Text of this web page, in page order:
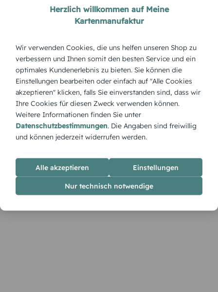
Parkuhr 70
Geburtstag Sau-cool
ÜBERBLICK:
Produktbeschreibung
Ein eigenes Bild kombiniert mit den warmen Farben von
„Herbst 70 Foto“ – diese Einladung erzählt deine persönliche
Lebensgeschichte in leuchtendem Blätterglanz.
Herzlich willkommen auf Meine
Kartenmanufaktur
Wir verwenden Cookies, die uns helfen unseren Shop zu
verbessern und Ihnen somit den besten Service und ein
optimales Kundenerlebnis zu bieten. Sie können die
Einstellungen bearbeiten oder einfach auf "Alle Cookies
akzeptieren" klicken, falls Sie einverstanden sind, dass wir
Ihre Cookies für diesen Zweck verwenden können.
Weitere Informationen finden Sie unter
Datenschutzbestimmungen. Die Angaben sind freiwillig
und können jederzeit widerrufen werden.
Alle akzeptieren Einstellungen
Nur technisch notwendige